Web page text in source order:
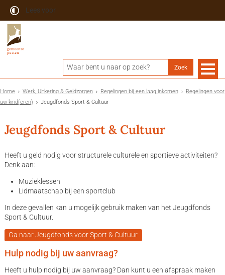
Lees voor
Home Werk, Uitkering & Geldzorgen Regelingen bij een laag inkomen
Regelingen voor
uw kind(eren)
Jeugdfonds Sport & Cultuur
Jeugdfonds Sport & Cultuur
Heeft u geld nodig voor structurele culturele en sportieve activiteiten?
Denk aan:
Muzieklessen
Lidmaatschap bij een sportclub
In deze gevallen kan u mogelijk gebruik maken van het Jeugdfonds
Sport & Cultuur.
Ga naar Jeugdfonds voor Sport & Cultuur
Hulp nodig bij uw aanvraag?
Heeft u hulp nodig bij uw aanvraag? Dan kunt u een afspraak maken